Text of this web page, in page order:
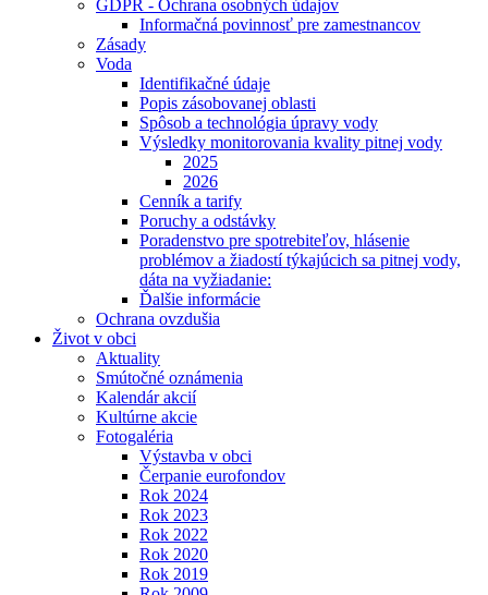
GDPR - Ochrana osobných údajov
Informačná povinnosť pre zamestnancov
Zásady
Voda
Identifikačné údaje
Popis zásobovanej oblasti
Spôsob a technológia úpravy vody
Výsledky monitorovania kvality pitnej vody
2025
2026
Cenník a tarify
Poruchy a odstávky
Poradenstvo pre spotrebiteľov, hlásenie
problémov a žiadostí týkajúcich sa pitnej vody,
dáta na vyžiadanie:
Ďalšie informácie
Ochrana ovzdušia
Život v obci
Aktuality
Smútočné oznámenia
Kalendár akcií
Kultúrne akcie
Fotogaléria
Výstavba v obci
Čerpanie eurofondov
Rok 2024
Rok 2023
Rok 2022
Rok 2020
Rok 2019